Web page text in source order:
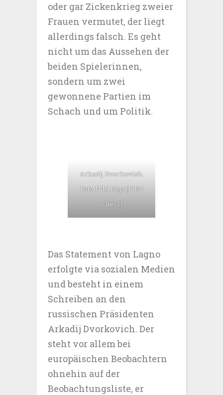
oder gar Zickenkrieg zweier
Frauen vermutet, der liegt
allerdings falsch. Es geht
nicht um das Aussehen der
beiden Spielerinnen,
sondern um zwei
gewonnene Partien im
Schach und um Politik.
Arkadij Dvorkovich.
Foto Niki Riga (FIDE
Chess)
Das Statement von Lagno
erfolgte via sozialen Medien
und besteht in einem
Schreiben an den
russischen Präsidenten
Arkadij Dvorkovich. Der
steht vor allem bei
europäischen Beobachtern
ohnehin auf der
Beobachtungsliste, er